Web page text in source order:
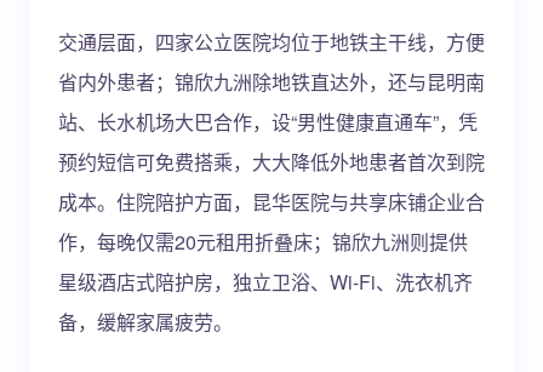
交通层面，四家公立医院均位于地铁主干线，方便
省内外患者；锦欣九洲除地铁直达外，还与昆明南
站、长水机场大巴合作，设“男性健康直通车”，凭
预约短信可免费搭乘，大大降低外地患者首次到院
成本。住院陪护方面，昆华医院与共享床铺企业合
作，每晚仅需20元租用折叠床；锦欣九洲则提供
星级酒店式陪护房，独立卫浴、Wi-Fi、洗衣机齐
备，缓解家属疲劳。